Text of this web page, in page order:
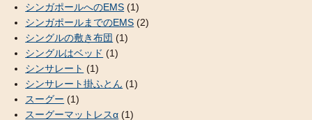
シンガポールへのEMS (1)
シンガポールまでのEMS (2)
シングルの敷き布団 (1)
シングルはベッド (1)
シンサレート (1)
シンサレート掛ふとん (1)
スーグー (1)
スーグーマットレスα (1)